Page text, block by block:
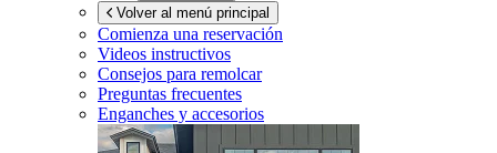
Volver al menú principal
Comienza una reservación
Videos instructivos
Consejos para remolcar
Preguntas frecuentes
Enganches y accesorios